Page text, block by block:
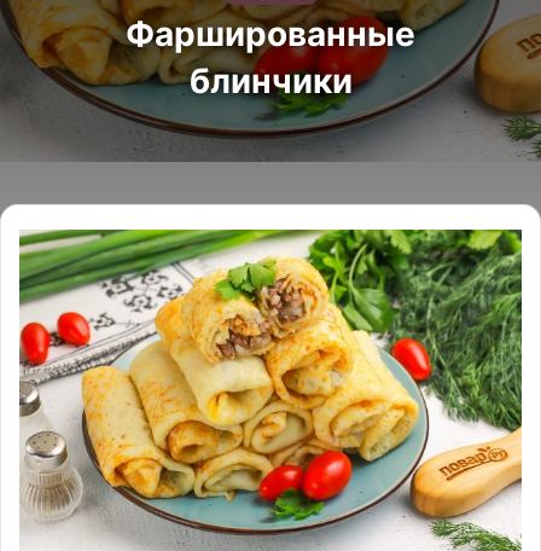
Фаршированные
блинчики